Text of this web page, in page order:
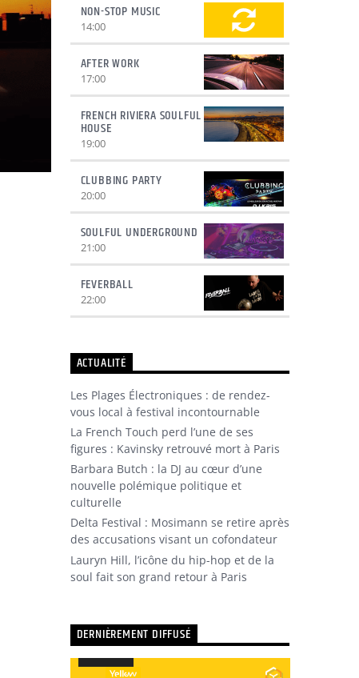
NON-STOP MUSIC
14:00
AFTER WORK
17:00
FRENCH RIVIERA SOULFUL
HOUSE
19:00
CLUBBING PARTY
20:00
SOULFUL UNDERGROUND
21:00
FEVERBALL
22:00
ACTUALITÉ
Les Plages Électroniques : de rendez-
vous local à festival incontournable
La French Touch perd l’une de ses
figures : Kavinsky retrouvé mort à Paris
Barbara Butch : la DJ au cœur d’une
nouvelle polémique politique et
culturelle
Delta Festival : Mosimann se retire après
des accusations visant un cofondateur
Lauryn Hill, l’icône du hip-hop et de la
soul fait son grand retour à Paris
DERNIÈREMENT DIFFUSÉ
Lecteur
Utilisez